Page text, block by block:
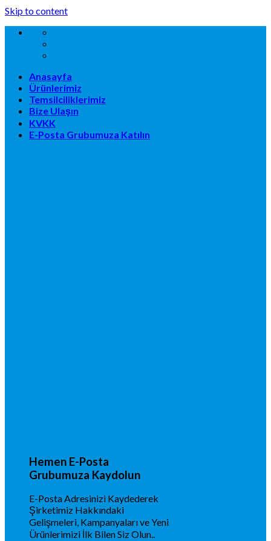
Skip to content
Anasayfa
Ürünlerimiz
Temsilciliklerimiz
Bize Ulaşın
KVKK
E-Posta Grubumuza Katılın
Hemen E-Posta
Grubumuza Kaydolun
E-Posta Adresinizi Kaydederek
Şirketimiz Hakkındaki
Gelişmeleri, Kampanyaları ve Yeni
Ürünlerimizi İlk Bilen Siz Olun..